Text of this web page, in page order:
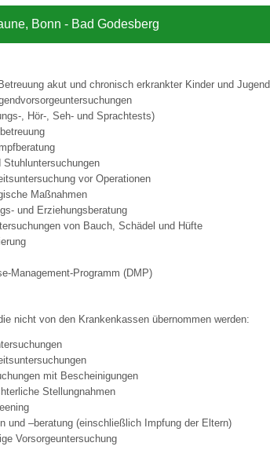
Bildschirmmediengebrauch
Bonn - Bad Godesberg
akut und chronisch erkrankter Kinder und
, Hör-, Seh- und Sprachtests)
Stuhluntersuchungen
vor Operationen
Maßnahmen
und Erziehungsberatung
von Bauch, Schädel und Hüfte
Management-Programm (DMP)
nicht von den Krankenkassen übernommen werden:
mit Bescheinigungen
Stellungnahmen
und –beratung (einschließlich Impfung der Eltern)
Vorsorgeuntersuchung